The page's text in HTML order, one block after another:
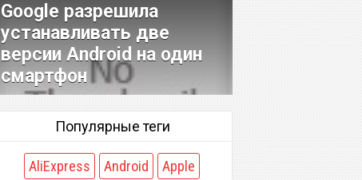
Google разрешила
устанавливать две
версии Android на один
смартфон
Популярные теги
AliExpress Android
Apple